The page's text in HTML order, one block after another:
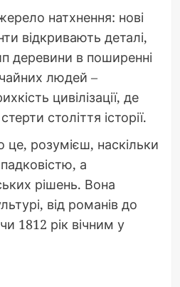
натхнення: нові
відкривають деталі,
деревини в поширенні
людей –
цивілізації, де
століття історії.
розумієш, наскільки
а
рішень. Вона
від романів до
1812 рік вічним у